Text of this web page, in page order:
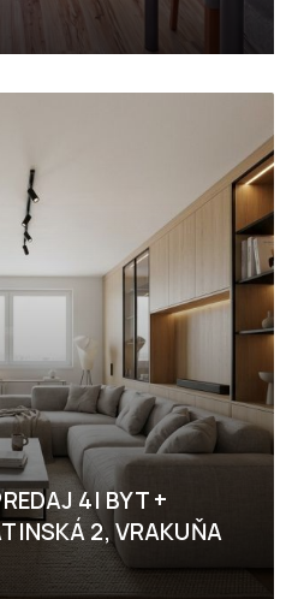
4I BYT +
2, VRAKUŇA